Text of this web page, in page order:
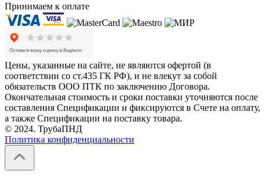
Принимаем к оплате
Цены, указанные на сайте, не являются офертой (в
соответствии со ст.435 ГК РФ), и не влекут за собой
обязательств ООО ПТК по заключению Договора.
Окончательная стоимость и сроки поставки уточняются после
составления Спецификации и фиксируются в Счете на оплату,
а также Спецификации на поставку товара.
© 2024. ТрубаПНД
Политика конфиденциальности